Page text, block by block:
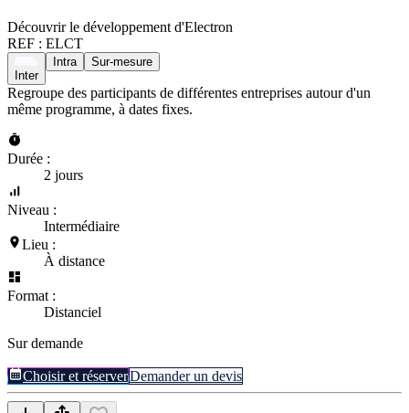
Découvrir le développement d'Electron
REF : ELCT
Inter
Intra Sur-mesure
Regroupe des participants de différentes entreprises autour d'un
même programme, à dates fixes.
Durée :
2 jours
Niveau :
Intermédiaire
Lieu :
À distance
Format :
Distanciel
Sur demande
Choisir et réserverDemander un devis